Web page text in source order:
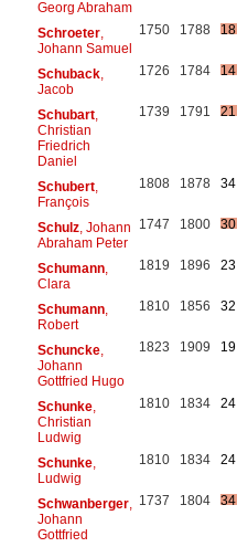
Georg Abraham
Schroeter,
Johann Samuel
1750 1788 18
Schuback,
Jacob
1726 1784 14
Schubart,
Christian
Friedrich
Daniel
1739 1791 21
Schubert,
François
1808 1878 34
Schulz, Johann
Abraham Peter
1747 1800 30
Schumann,
Clara
1819 1896 23
Schumann,
Robert
1810 1856 32
Schuncke,
Johann
Gottfried Hugo
1823 1909 19
Schunke,
Christian
Ludwig
1810 1834 24
Schunke,
Ludwig
1810 1834 24
Schwanberger,
Johann
Gottfried
1737 1804 34